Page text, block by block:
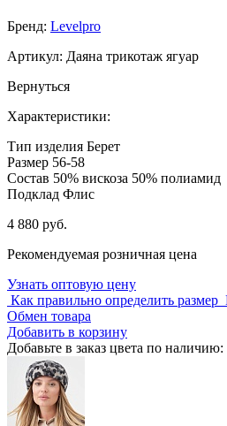
Бренд: Levelpro
Артикул: Даяна трикотаж ягуар
Вернуться
Характеристики:
Тип изделия Берет
Размер 56-58
Состав 50% вискоза 50% полиамид
Подклад Флис
4 880 руб.
Рекомендуемая розничная цена
Узнать оптовую цену
Как правильно определить размер
Обмен товара
Добавить в корзину
Добавьте в заказ цвета по наличию: